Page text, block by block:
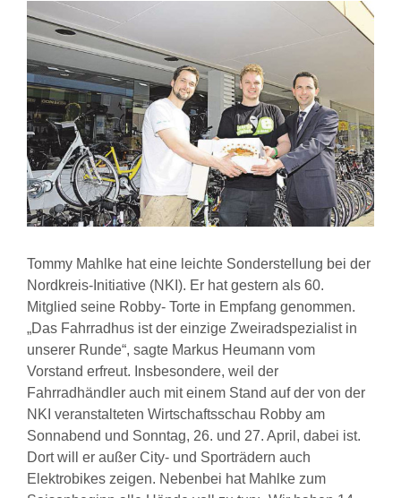
Tommy Mahlke hat eine leichte Sonderstellung bei der
Nordkreis-Initiative (NKI). Er hat gestern als 60.
Mitglied seine Robby- Torte in Empfang genommen.
„Das Fahrradhus ist der einzige Zweiradspezialist in
unserer Runde“, sagte Markus Heumann vom
Vorstand erfreut. Insbesondere, weil der
Fahrradhändler auch mit einem Stand auf der von der
NKI veranstalteten Wirtschaftsschau Robby am
Sonnabend und Sonntag, 26. und 27. April, dabei ist.
Dort will er außer City- und Sporträdern auch
Elektrobikes zeigen. Nebenbei hat Mahlke zum